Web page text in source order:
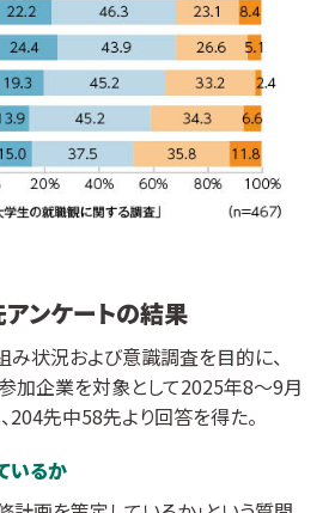
ンケートの結果
状況および意識調査を目的に、
加企業を対象として2025年8～9月
204先中58先より回答を得た。
いるか